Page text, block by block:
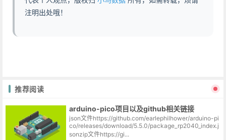
注明出处哦！
推荐阅读
arduino-pico项目以及github相关链接
json文件https://github.com/earlephilhower/arduino-pi
co/releases/download/5.5.0/package_rp2040_index.j
sonzip文件https://gi...